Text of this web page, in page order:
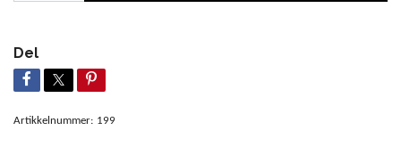
Del
Artikkelnummer: 199